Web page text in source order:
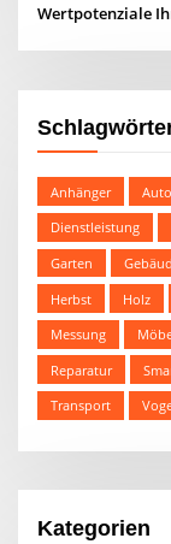
Wertpotenziale
Anhänger
Dienstleistung
Garten
Herbst
Holz
Messung
Reparatur
Transport
Kategorien